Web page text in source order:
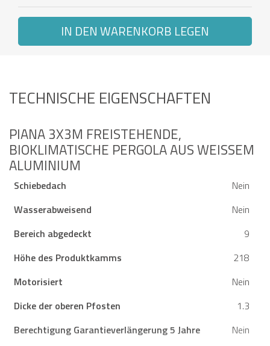
IN DEN WARENKORB LEGEN
TECHNISCHE EIGENSCHAFTEN
PIANA 3X3M FREISTEHENDE,
BIOKLIMATISCHE PERGOLA AUS WEISSEM A
LUMINIUM
Schiebedach
Nein
Wasserabweisend
Nein
Bereich abgedeckt
9
Höhe des Produktkamms
218
Motorisiert
Nein
Dicke der oberen Pfosten
1.3
Berechtigung Garantieverlängerung 5 Jahre
Nein